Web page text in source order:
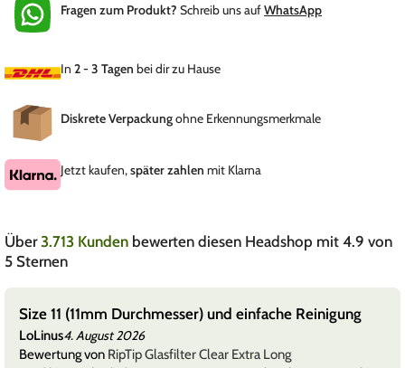
Fragen zum Produkt? Schreib uns aufWhatsApp
In 2 - 3 Tagen bei dir zu Hause
Diskrete Verpackungohne Erkennungsmerkmale
Jetzt kaufen,später zahlen mit Klarna
Über3.713 Kunden bewerten diesen Headshop mit 4.9 von
5 Sternen
Size 11 (11mm Durchmesser) und einfache Reinigung
LoLinus4. August 2026
Bewertung von RipTip Glasfilter Clear Extra Long